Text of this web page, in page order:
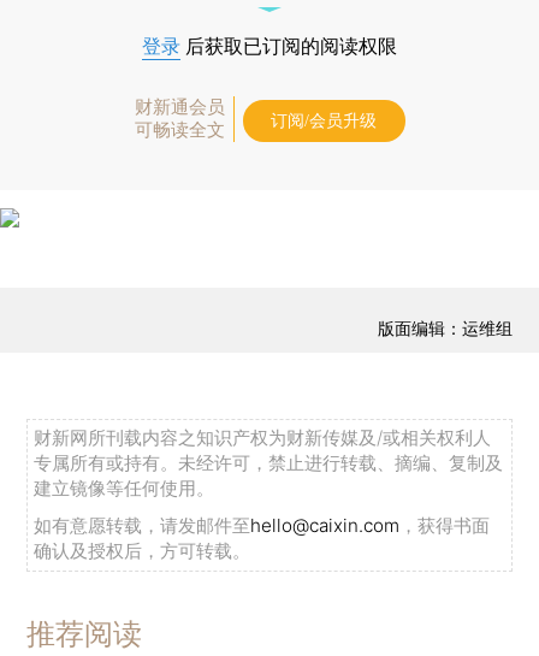
登录 后获取已订阅的阅读权限
财新通会员
可畅读全文
订阅/会员升级
版面编辑：运维组
财新网所刊载内容之知识产权为财新传媒及/或相关权利人
专属所有或持有。未经许可，禁止进行转载、摘编、复制及
建立镜像等任何使用。
如有意愿转载，请发邮件至hello@caixin.com ，获得书面
确认及授权后，方可转载。
推荐阅读